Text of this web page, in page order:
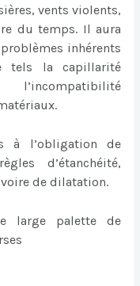
vents violents,
du temps. Il aura
inhérents
tels la capillarité
à l’obligation de
d’étanchéité,
de dilatation.
large palette de